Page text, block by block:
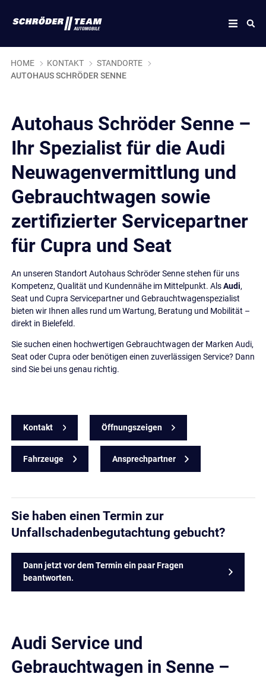
HOME KONTAKT
STANDORTE
AUTOHAUS SCHRÖDER SENNE
Autohaus Schröder Senne –
Ihr Spezialist für die Audi
Neuwagenvermittlung und
Gebrauchtwagen sowie
zertifizierter Servicepartner
für Cupra und Seat
An unseren Standort Autohaus Schröder Senne stehen für uns
Kompetenz, Qualität und Kundennähe im Mittelpunkt. AlsAudi,
Seat und Cupra Servicepartner und Gebrauchtwagenspezialist
bieten wir Ihnen alles rund um Wartung, Beratung und Mobilität –
direkt in Bielefeld.
Sie suchen einen hochwertigen Gebrauchtwagen der Marken Audi,
Seat oder Cupra oder benötigen einen zuverlässigen Service? Dann
sind Sie bei uns genau richtig.
Kontakt Öffnungszeigen
Fahrzeuge Ansprechpartner
Sie haben einen Termin zur
Unfallschadenbegutachtung gebucht?
Dann jetzt vor dem Termin ein paar Fragen
beantworten.
Audi Service und
Gebrauchtwagen in Senne –